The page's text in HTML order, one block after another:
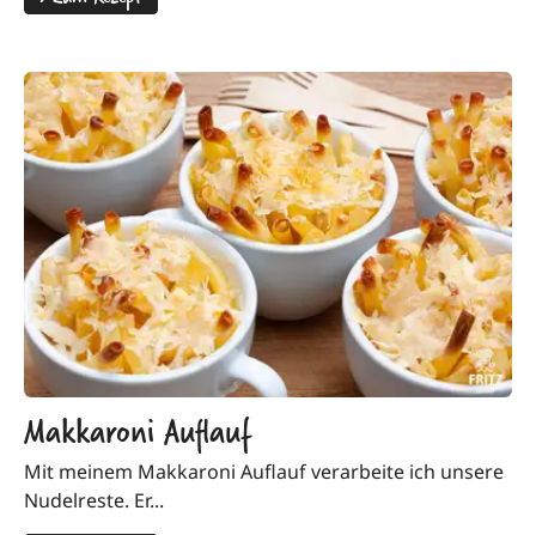
Makkaroni Auflauf
Mit meinem Makkaroni Auflauf verarbeite ich unsere
Nudelreste. Er...